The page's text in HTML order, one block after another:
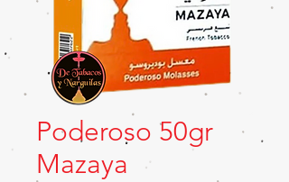
Poderoso 50gr
Mazaya